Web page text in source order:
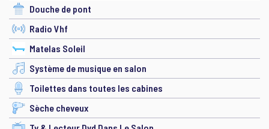
Douche de pont
Radio Vhf
Matelas Soleil
Système de musique en salon
Toilettes dans toutes les cabines
Sèche cheveux